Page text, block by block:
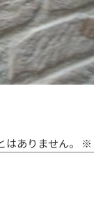
ありません。
※